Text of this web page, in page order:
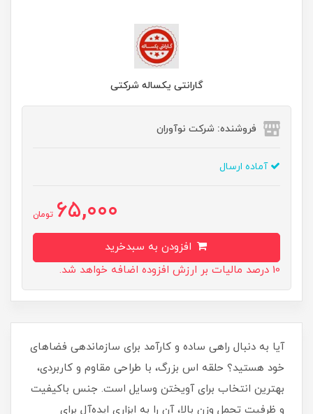
گارانتی یکساله شرکتی
فروشنده: شرکت نوآوران
آماده ارسال
65,000 تومان
10 درصد مالیات بر ارزش افزوده اضافه خواهد شد.
آیا به دنبال راهی ساده و کارآمد برای سازماندهی فضاهای
خود هستید؟ حلقه اس بزرگ، با طراحی مقاوم و کاربردی،
بهترین انتخاب برای آویختن وسایل است. جنس باکیفیت
و ظرفیت تحمل وزن بالا، آن را به ابزاری ایده‌آل برای